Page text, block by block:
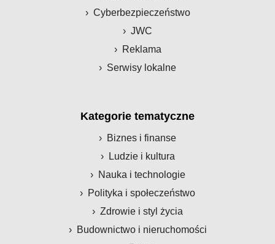
Cyberbezpieczeństwo
JWC
Reklama
Serwisy lokalne
Kategorie tematyczne
Biznes i finanse
Ludzie i kultura
Nauka i technologie
Polityka i społeczeństwo
Zdrowie i styl życia
Budownictwo i nieruchomości